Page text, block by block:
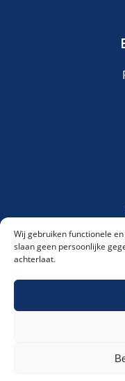
Wij gebruiken functionele
slaan geen persoonlijke
achterlaat.
Meld je